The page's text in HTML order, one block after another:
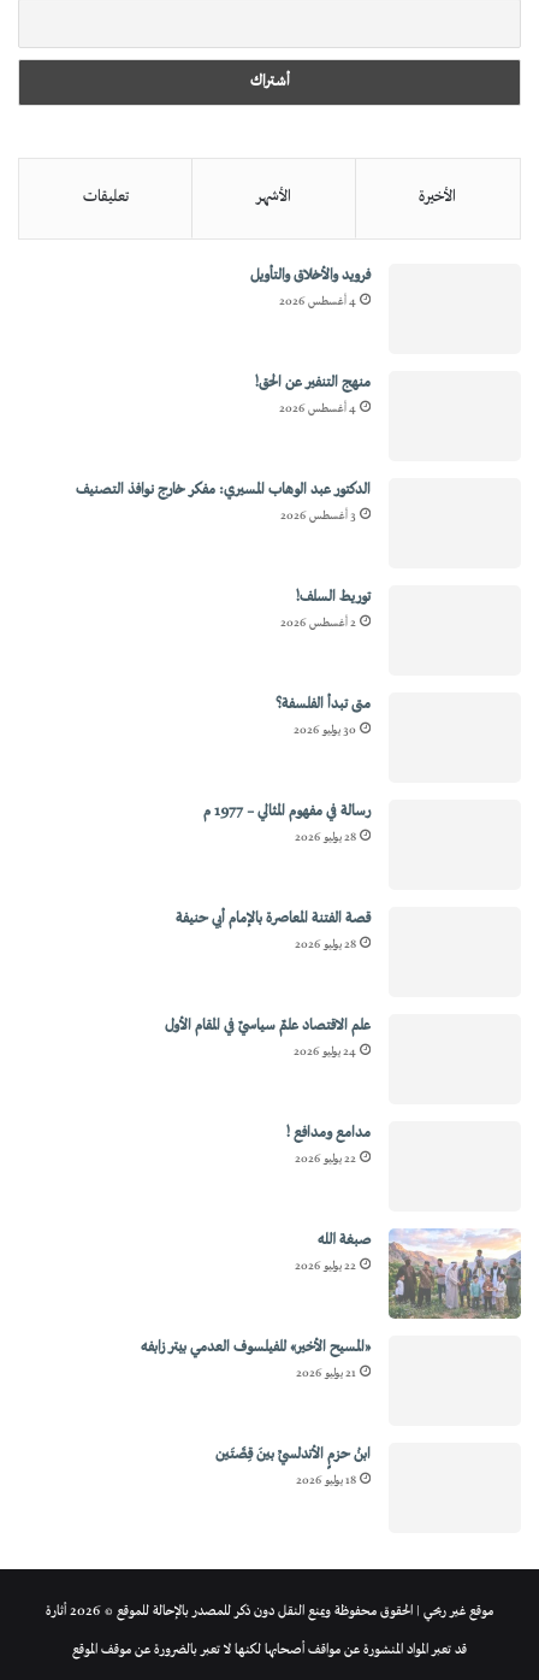
الأخيرة الأشهر تعليقات
فرويد والأخلاق والتأويل
4 أغسطس 2026
منهج التنفير عن الحق!
4 أغسطس 2026
الدكتور عبد الوهاب المسيري: مفكر خارج نوافذ التصنيف
3 أغسطس 2026
توريط السلف!
2 أغسطس 2026
متى تبدأ الفلسفة؟
30 يوليو 2026
رسالة في مفهوم المثالي – 1977 م
28 يوليو 2026
قصة الفتنة المعاصرة بالإمام أبي حنيفة
28 يوليو 2026
علم الاقتصاد علمٌ سياسيٌ في المقام الأول
24 يوليو 2026
مدامع ومدافع !
22 يوليو 2026
صبغة الله
22 يوليو 2026
«المسيح الأخير» للفيلسوف العدمي بيتر زابفه
21 يوليو 2026
ابنُ حزمٍ الأندلسيِّ بينَ قِصَّتَين
18 يوليو 2026
موقع غير ربحي | الحقوق محفوظة ويمنع النقل دون ذكر للمصدر بالإحالة للموقع © 2026 أثارة
قد تعبر المواد المنشورة عن مواقف أصحابها لكنها لا تعبر بالضرورة عن موقف الموقع